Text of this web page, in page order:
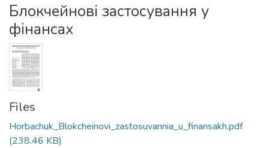
Statistics
Блокчейнові застосування у
фінансах
Files
Horbachuk_Blokcheinovi_zastosuvannia_u_finansakh.pdf
(238.46 KB)